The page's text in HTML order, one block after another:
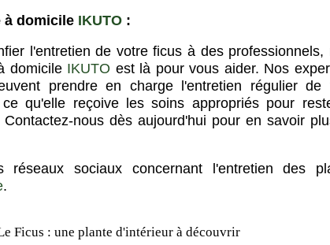
à domicile IKUTO :
l'entretien de votre ficus à des professionnels,
domicile IKUTO est là pour vous aider. Nos
prendre en charge l'entretien régulier de
qu'elle reçoive les soins appropriés pour
nous dès aujourd'hui pour en savoir
réseaux sociaux concernant l'entretien des
.